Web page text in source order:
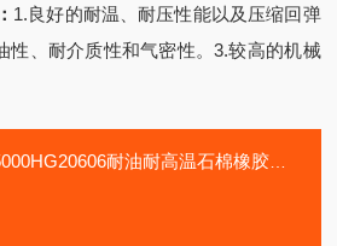
1.良好的耐温、耐压性能以及压缩回弹
性、耐介质性和气密性。3.较高的机械
耐油耐高温石棉橡胶垫片标准